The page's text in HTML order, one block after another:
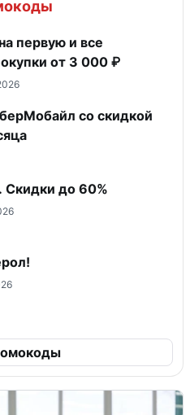
первую и все
от 3 000 ₽
со скидкой
Скидки до 60%